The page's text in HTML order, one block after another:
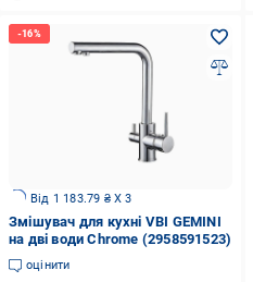
Від 1 183.79 ₴ X 3
Змішувач для кухні VBI GEMINI
на дві води Chrome (2958591523)
оцінити